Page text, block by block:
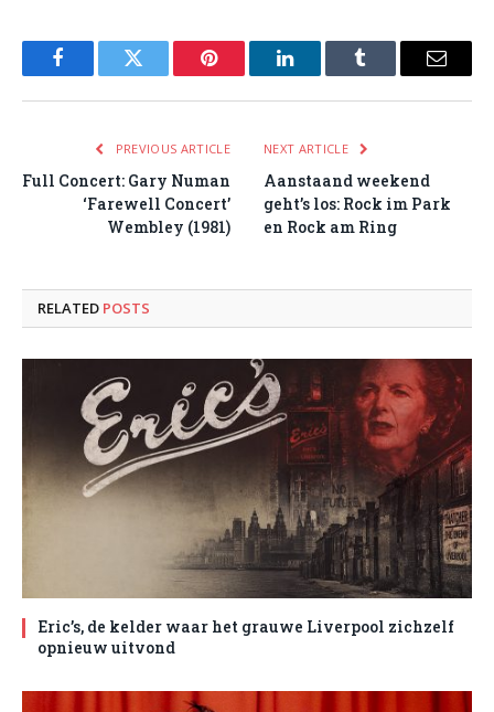
FacebookTwitter Pinterest LinkedInTumblr Email
PREVIOUS ARTICLE
Full Concert: Gary Numan
‘Farewell Concert’
Wembley (1981)
NEXT ARTICLE
Aanstaand weekend
geht’s los: Rock im Park
en Rock am Ring
RELATED POSTS
Eric’s, de kelder waar het grauwe Liverpool zichzelf
opnieuw uitvond